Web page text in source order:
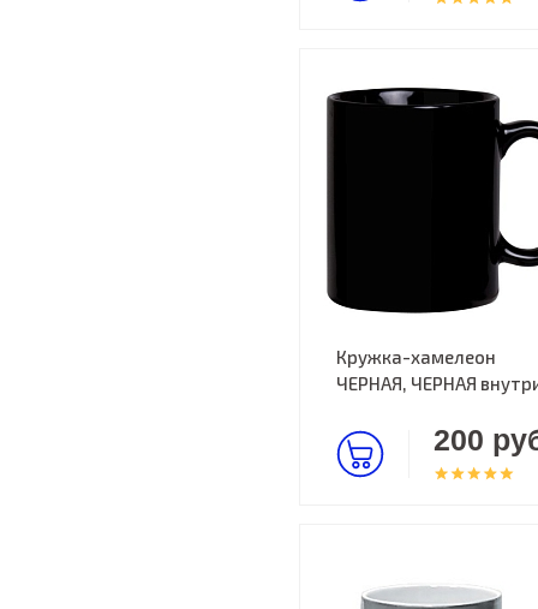
Кружка-хамелеон
ЧЕРНАЯ, ЧЕРНАЯ
200